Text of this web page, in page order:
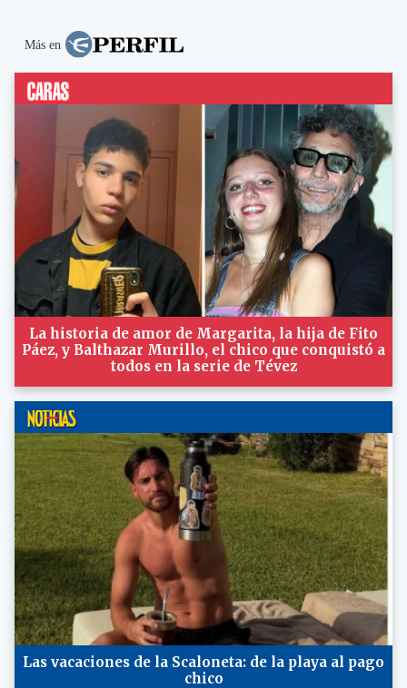
Más en
La historia de amor de Margarita, la hija de Fito
Páez, y Balthazar Murillo, el chico que conquistó a
todos en la serie de Tévez
Las vacaciones de la Scaloneta: de la playa al pago
chico